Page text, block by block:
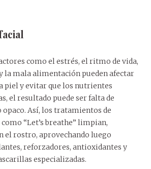
como el estrés, el ritmo de vida,
la mala alimentación pueden afectar
piel y evitar que los nutrientes
el resultado puede ser falta de
Así, los tratamientos de
“Let’s breathe” limpian,
el rostro, aprovechando luego
reforzadores, antioxidantes y
especializadas.